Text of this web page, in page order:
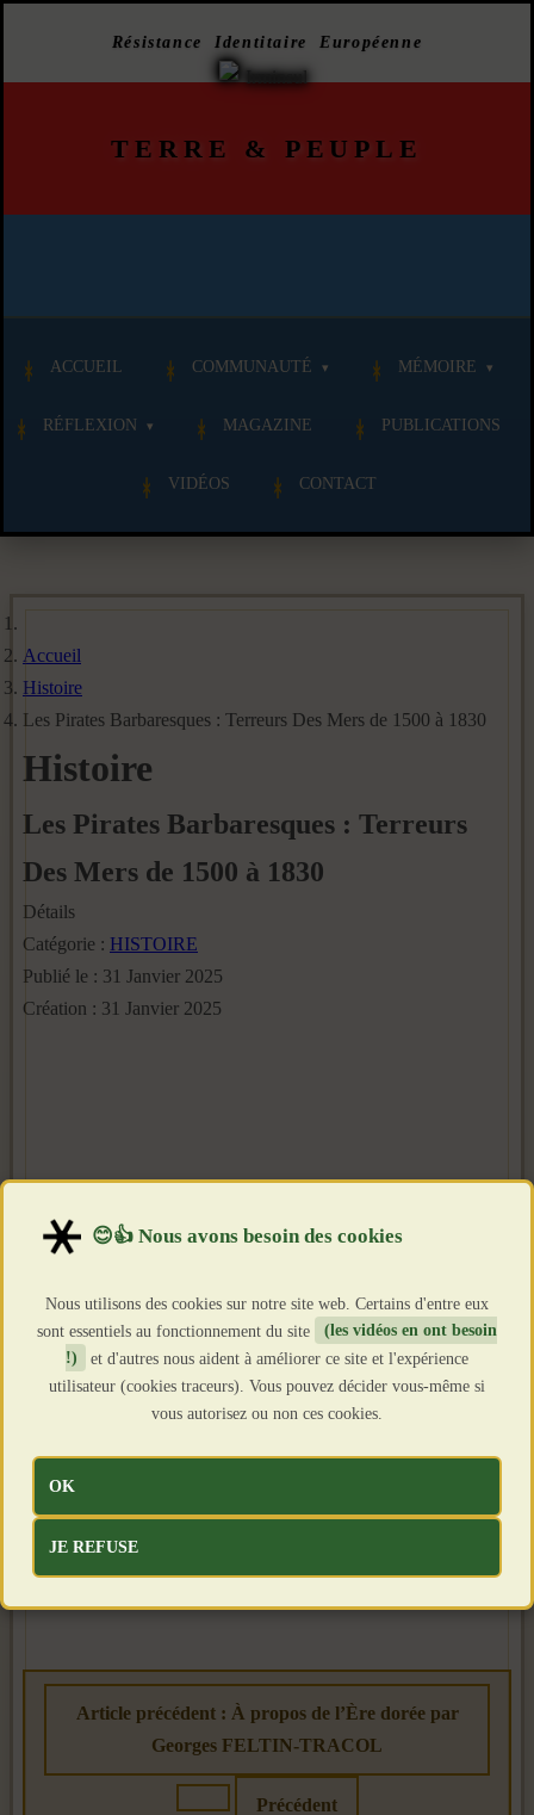
Résistance Identitaire Européenne
TERRE & PEUPLE
ACCUEIL COMMUNAUTÉ MÉMOIRE
RÉFLEXION MAGAZINE PUBLICATIONS
VIDÉOS CONTACT
Accueil
Histoire
Les Pirates Barbaresques : Terreurs Des Mers de 1500 à 1830
Histoire
Les Pirates Barbaresques : Terreurs
Des Mers de 1500 à 1830
Détails
Catégorie : HISTOIRE
Publié le : 31 Janvier 2025
Création : 31 Janvier 2025
Article précédent : À propos de l’Ère dorée par
Georges FELTIN-TRACOL
Précédent
Nous utilisons des cookies sur notre site web. Certains d'entre eux
sont essentiels au fonctionnement du site
(les vidéos en ont besoin
!)
et d'autres nous aident à améliorer ce site et l'expérience
utilisateur (cookies traceurs). Vous pouvez décider vous-même si
vous autorisez ou non ces cookies.
OK
JE REFUSE